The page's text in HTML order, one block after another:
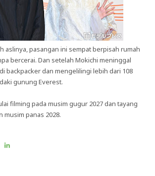
aslinya, pasangan ini sempat berpisah rumah
bercerai. Dan setelah Mokichi meninggal
backpacker dan mengelilingi lebih dari 108
gunung Everest.
filming pada musim gugur 2027 dan tayang
musim panas 2028.